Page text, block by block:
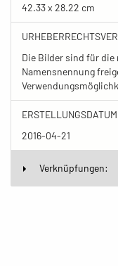
42.33 x 28.22 cm
Die Bilder sind für
Namensnennung
ERSTELLUNGSDATUM
2016-04-21
Verknüpfungen: